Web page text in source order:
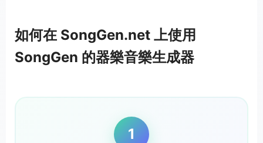
如何在 SongGen.net 上使用
SongGen 的器樂音樂生成器
1